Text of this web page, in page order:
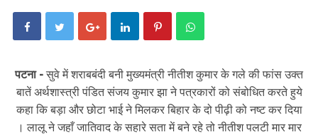
पटना -सुवे में शराबबंदी बनी मुख्यमंत्री नीतीश कुमार के गले की फांस उक्त
बातें अर्थशास्त्री पंडित संजय कुमार झा ने पत्रकारों को संबोधित करते हुये
कहा कि बड़ा और छोटा भाई ने मिलकर बिहार के दो पीढ़ी को नष्ट कर दिया
। लालू ने जहाँ जातिवाद के सहारे सता में बने रहे तो नीतीश पलटी मार मार